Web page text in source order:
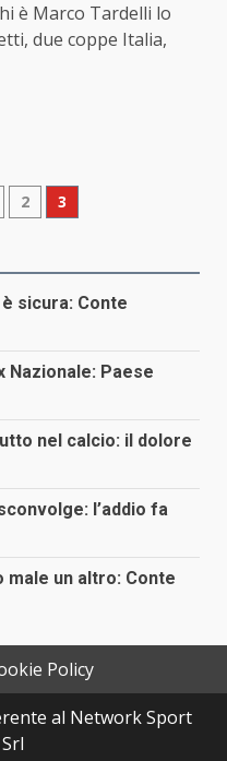
è Marco Tardelli lo
due coppe Italia,
2 3
sicura: Conte
Nazionale: Paese
nel calcio: il dolore
l’addio fa
male un altro: Conte
Policy
al Network Sport